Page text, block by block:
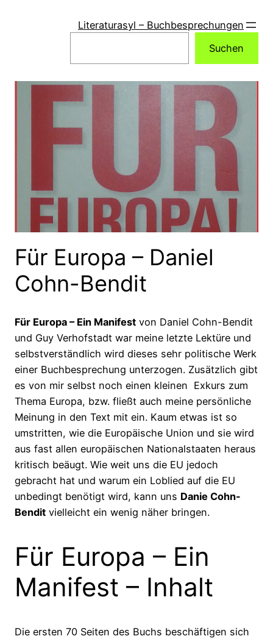
Literaturasyl – Buchbesprechungen
Suchen
Für Europa – Daniel
Cohn-Bendit
Für Europa – Ein Manifest von Daniel Cohn-Bendit
und Guy Verhofstadt war meine letzte Lektüre und
selbstverständlich wird dieses sehr politische Werk
einer Buchbesprechung unterzogen. Zusätzlich gibt
es von mir selbst noch einen kleinen Exkurs zum
Thema Europa, bzw. fließt auch meine persönliche
Meinung in den Text mit ein. Kaum etwas ist so
umstritten, wie die Europäische Union und sie wird
aus fast allen europäischen Nationalstaaten heraus
kritisch beäugt. Wie weit uns die EU jedoch
gebracht hat und warum ein Loblied auf die EU
unbedingt benötigt wird, kann uns Danie Cohn-
Bendit vielleicht ein wenig näher bringen.
Für Europa – Ein
Manifest – Inhalt
Die ersten 70 Seiten des Buchs beschäftigen sich